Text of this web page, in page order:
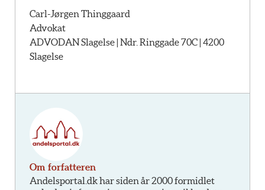
Carl-Jørgen Thinggaard
Advokat
ADVODAN Slagelse | Ndr. Ringgade 70C | 4200
Slagelse
Om forfatteren
Andelsportal.dk har siden år 2000 formidlet